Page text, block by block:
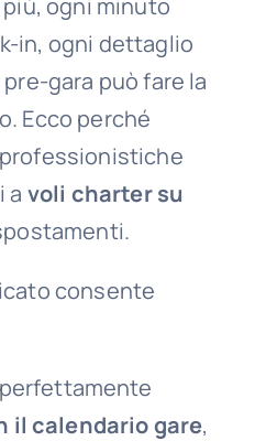
in, ogni dettaglio
gara può fare la
Ecco perché
a voli charter su
consente
perfettamente
il calendario gare,